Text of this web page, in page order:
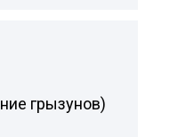
грызунов)